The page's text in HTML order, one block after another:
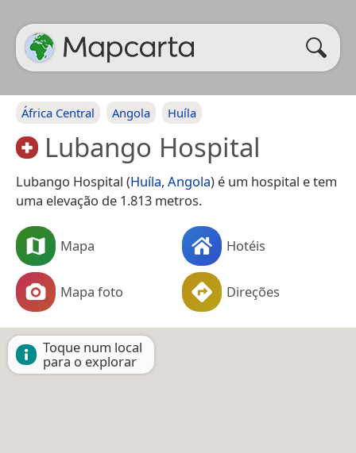
África Central Angola Huíla
Lubango Hospital
Lubango Hospital (Huíla, Angola) é um hospital e tem
uma elevação de 1.813 metros.
Mapa Hotéis
Mapa foto Direções
Toque num local
para o explorar